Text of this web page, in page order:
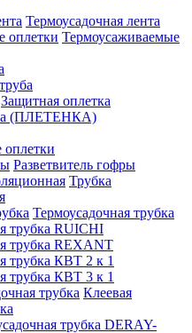
Термоусадочная лента
Термоусаживаемые
Защитная оплетка
(ПЛЕТЕНКА)
оплетки
Разветвитель гофры
Трубка
Термоусадочная трубка
трубка RUICHI
трубка REXANT
трубка КВТ 2 к 1
трубка КВТ 3 к 1
Клеевая
трубка DERAY-